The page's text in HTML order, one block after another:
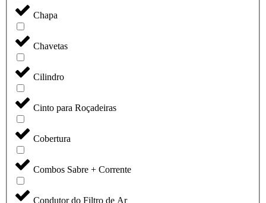
Chapa
Chavetas
Cilindro
Cinto para Roçadeiras
Cobertura
Combos Sabre + Corrente
Condutor do Filtro de Ar